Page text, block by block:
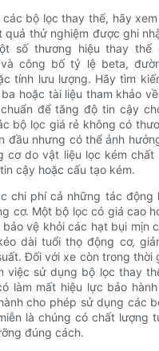
các bộ lọc thay thế, hãy
quả thử nghiệm được ghi
số thương hiệu thay thế
công bố tỷ lệ beta,
tính lưu lượng. Hãy tìm
hoặc tài liệu tham khảo
để tăng độ tin cậy
bộ lọc giá rẻ không có
đầu nhưng có thể ảnh
cơ do vật liệu lọc kém chất
cậy hoặc cấu tạo kém.
chi phí cả những tác động
cơ. Một bộ lọc có giá cao
vệ khỏi các hạt bụi mịn
dài tuổi thọ động cơ,
Đối với xe còn trong thời
việc sử dụng bộ lọc thay
làm mất hiệu lực bảo
cho phép sử dụng các
là chúng có chất lượng
đúng cách.